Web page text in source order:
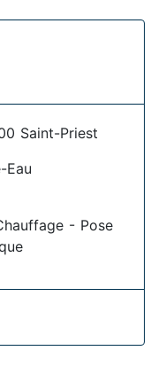
Saint-Priest
Eau
- Pose